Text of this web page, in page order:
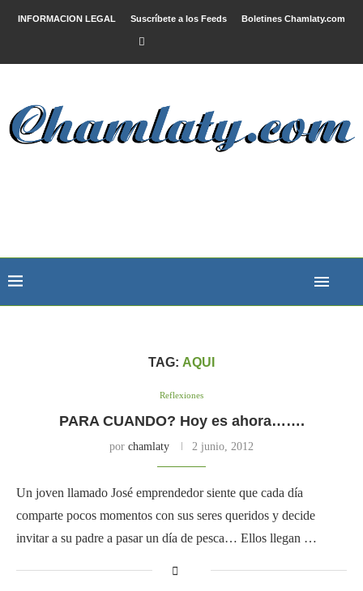
INFORMACION LEGAL Suscríbete a los Feeds Boletines Chamlaty.com
TAG: AQUI
Reflexiones
PARA CUANDO? Hoy es ahora…….
por chamlaty 2 junio, 2012
Un joven llamado José emprendedor siente que cada día
comparte pocos momentos con sus seres queridos y decide
invitar a su padre a pasar un día de pesca… Ellos llegan …